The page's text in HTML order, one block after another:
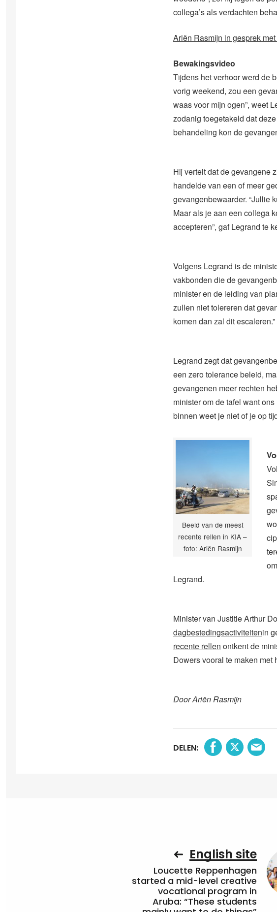
collega’s als verdachten
Ariën Rasmijn in gesprek
Bewakingsvideo
Tijdens het verhoor werd de
vorig weekend, zou een
waas voor mijn ogen”, weet
zodanig toegetakeld dat
behandeling kon de
Hij vertelt dat de gevangene
handelde van een of meer
gevangenbewaarder. “Jullie
Maar als je aan een collega
accepteren”, gaf Legrand te
Volgens Legrand is de
vakbonden die de
minister en de leiding van
zullen niet tolereren dat
komen dan zal dit escaleren.”
Legrand zegt dat
een zero tolerance beleid,
gevangenen meer rechten
minister om de tafel want
binnen weet je niet of je op
Beeld van de meest
recente rellen in KIA –
foto: Ariën Rasmijn
Legrand.
Minister van Justitie Arthur
dagbestedingsactiviteitenin
recente rellen ontkent de
Dowers vooral te maken
Door Ariën Rasmijn
DELEN:
English site
Loucette Reppenhagen
started a mid-level creative
vocational program in
Aruba: “These students